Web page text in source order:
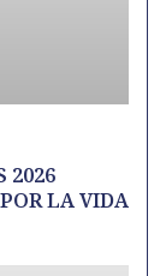
2026
LA VIDA